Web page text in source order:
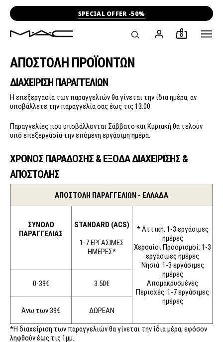
SPECIAL OFFER -50%
0
ΑΠΟΣΤΟΛΗ ΠΡΟΪΟΝΤΩΝ
ΔΙΑΧΕΙΡΙΣΗ ΠΑΡΑΓΓΕΛΙΩΝ
Η επεξεργασία των παραγγελιών θα γίνεται την ίδια ημέρα, αν
υποβάλλετε την παραγγελία σας έως τις 13:00.
Παραγγελίες που υποβάλλονται Σάββατο και Κυριακή θα τελούν
υπό επεξεργασία την επόμενη εργάσιμη ημέρα.
ΧΡΟΝΟΣ ΠΑΡΑΔΟΣΗΣ & ΕΞΟΔΑ ΔΙΑΧΕΙΡΙΣΗΣ &
ΑΠΟΣΤΟΛΗΣ
ΑΠΟΣΤΟΛH ΠΑΡΑΓΓΕΛΙΩΝ - ΕΛΛΑΔΑ
ΣΥΝΟΛΟ
ΠΑΡΑΓΓΕΛΙΑΣ
STANDARD (ACS)
1-7 ΕΡΓΑΣΙΜΕΣ
ΗΜΕΡΕΣ*
* Αττική: 1-3 εργάσιμες
ημέρες
Χερσαίοι Προορισμοί: 1-3
εργάσιμες ημέρες
Νησιά: 1-3 εργάσιμες
ημέρες
Απομακρυσμένες
Περιοχές: 1-7 εργάσιμες
ημέρες
0-39€ 3.50€
Άνω των 39€
ΔΩΡΕΑΝ
*Η διαχείριση των παραγγελιών θα γίνεται την ίδια μέρα, εφόσον
ληφθούν έως τις 1μμ.